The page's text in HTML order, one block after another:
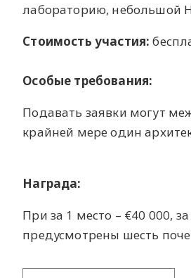
лабораторию, небольшой
Стоимость участия:
Особые требования:
Подавать заявки могут
крайней мере один
Награда:
При за 1 место – €40 000,
предусмотрены шесть